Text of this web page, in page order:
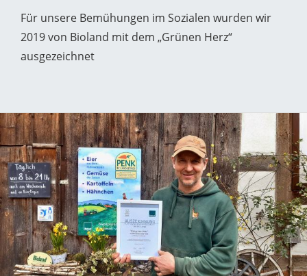
Für unsere Bemühungen im Sozialen wurden wir
2019 von Bioland mit dem „Grünen Herz“
ausgezeichnet